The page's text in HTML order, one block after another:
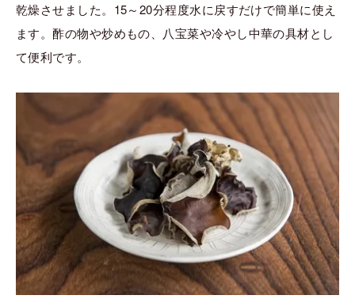
乾燥させました。15～20分程度水に戻すだけで簡単に使え
ます。酢の物や炒めもの、八宝菜や冷やし中華の具材とし
て便利です。